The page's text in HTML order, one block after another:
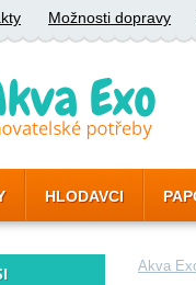
Možnosti dopravy
HLODAVCI
Akva